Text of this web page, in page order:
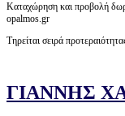
Καταχώρηση και προβολή
opalmos.gr
Τηρείται σειρά
ΓΙΑΝΝΗΣ